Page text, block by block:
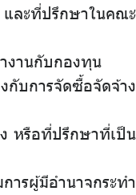
ที่ปรึกษาในคณะ
งานกับกองทุน
บการจัดซื้อจัดจ้าง
หรือที่ปรึกษาที่เป็น
ารผู้มีอำนาจกระทำ